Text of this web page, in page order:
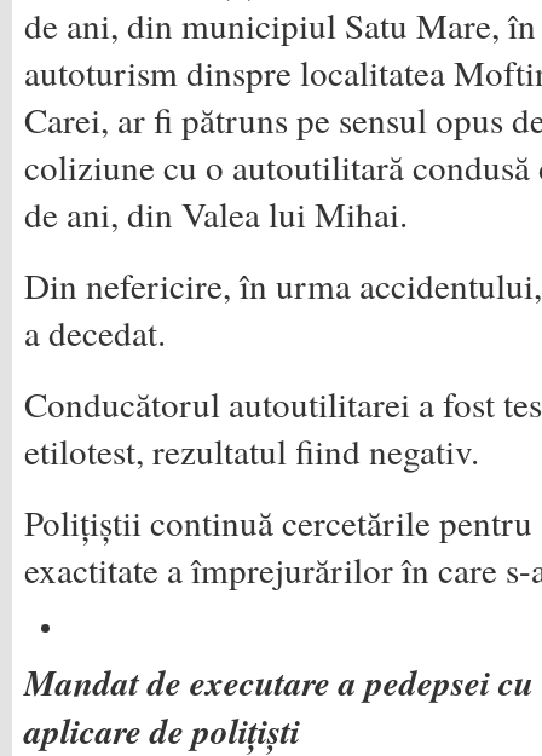
de ani, din municipiul Satu Mare,
autoturism dinspre localitatea
Carei, ar fi pătruns pe sensul opus
coliziune cu o autoutilitară condusă
de ani, din Valea lui Mihai.
Din nefericire, în urma
a decedat.
Conducătorul autoutilitarei a fost
etilotest, rezultatul fiind negativ.
Polițiștii continuă cercetările pentru
exactitate a împrejurărilor în care
Mandat de executare a pedepsei
aplicare de polițiști